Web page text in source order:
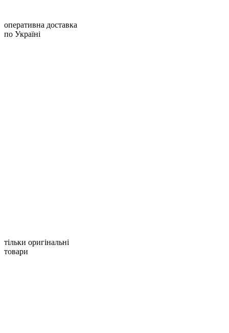
оперативна доставка
по Україні
тільки оригінальні
товари